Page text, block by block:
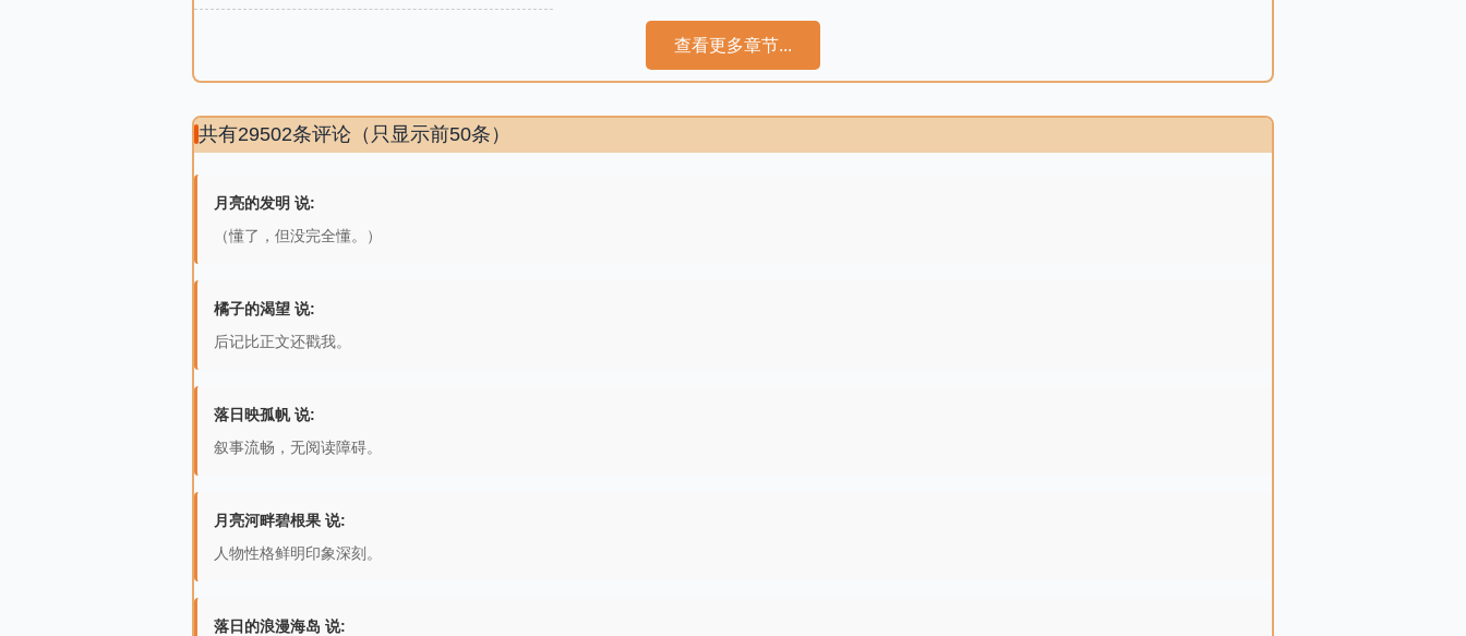
查看更多章节...
共有29502条评论（只显示前50条）
月亮的发明 说:
（懂了，但没完全懂。）
橘子的渴望 说:
后记比正文还戳我。
落日映孤帆 说:
叙事流畅，无阅读障碍。
月亮河畔碧根果 说:
人物性格鲜明印象深刻。
落日的浪漫海岛 说: